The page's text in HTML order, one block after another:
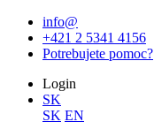
info@
+421 2 5341 4156
Potrebujete pomoc?
Login
SK
SK EN